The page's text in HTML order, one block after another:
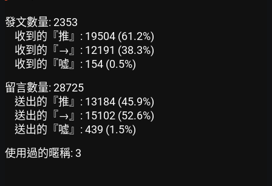
發文數量: 2353
收到的『推』: 19504 (61.2%)
收到的『→』: 12191 (38.3%)
收到的『噓』: 154 (0.5%)
留言數量: 28725
送出的『推』: 13184 (45.9%)
送出的『→』: 15102 (52.6%)
送出的『噓』: 439 (1.5%)
使用過的暱稱: 3